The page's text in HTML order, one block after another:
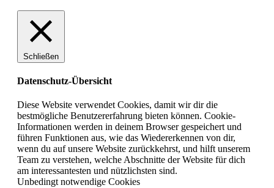
Schließen
Datenschutz-Übersicht
Diese Website verwendet Cookies, damit wir dir die
bestmögliche Benutzererfahrung bieten können. Cookie-
Informationen werden in deinem Browser gespeichert und
führen Funktionen aus, wie das Wiedererkennen von dir,
wenn du auf unsere Website zurückkehrst, und hilft unserem
Team zu verstehen, welche Abschnitte der Website für dich
am interessantesten und nützlichsten sind.
Unbedingt notwendige Cookies